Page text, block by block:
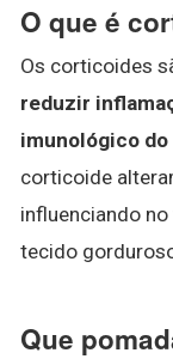
O que é
Os corticoides
reduzir
imunológico
corticoide
influenciando
tecido
Que